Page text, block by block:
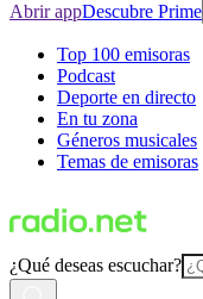
Abrir appDescubre Prime
Top 100 emisoras
Podcast
Deporte en directo
En tu zona
Géneros musicales
Temas de emisoras
¿Qué deseas escuchar?